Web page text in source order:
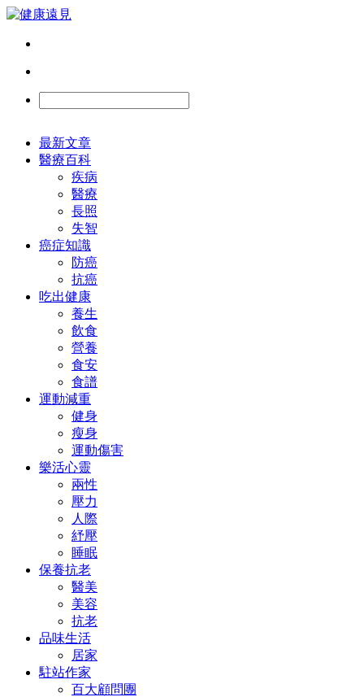
最新文章
醫療百科
疾病
醫療
長照
失智
癌症知識
防癌
抗癌
吃出健康
養生
飲食
營養
食安
食譜
運動減重
健身
瘦身
運動傷害
樂活心靈
兩性
壓力
人際
紓壓
睡眠
保養抗老
醫美
美容
抗老
品味生活
居家
駐站作家
百大顧問團